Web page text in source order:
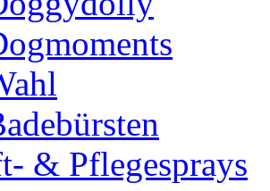
& Pflegesprays